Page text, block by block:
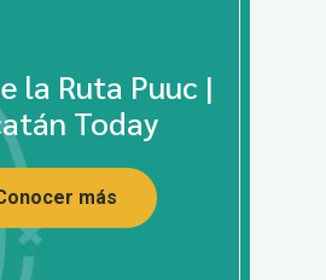
la Ruta Puuc |
Today
más